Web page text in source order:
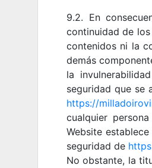
9.2. En
continuidad de
contenidos ni la
demás
la
seguridad que se
https://
cualquier
Website establece
seguridad de
No obstante, la